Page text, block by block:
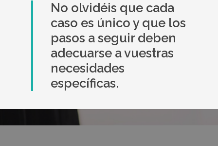
No olvidéis que cada
caso es único y que los
pasos a seguir deben
adecuarse a vuestras
necesidades
específicas.